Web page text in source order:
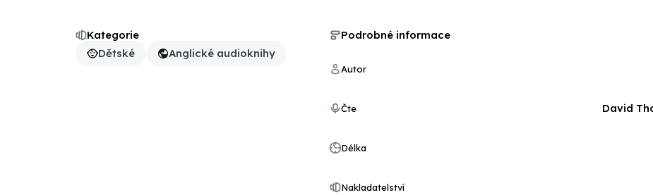
Kategorie
Dětské
Anglické audioknihy
Podrobné informace
Autor
Čte David
Délka
Nakladatelství